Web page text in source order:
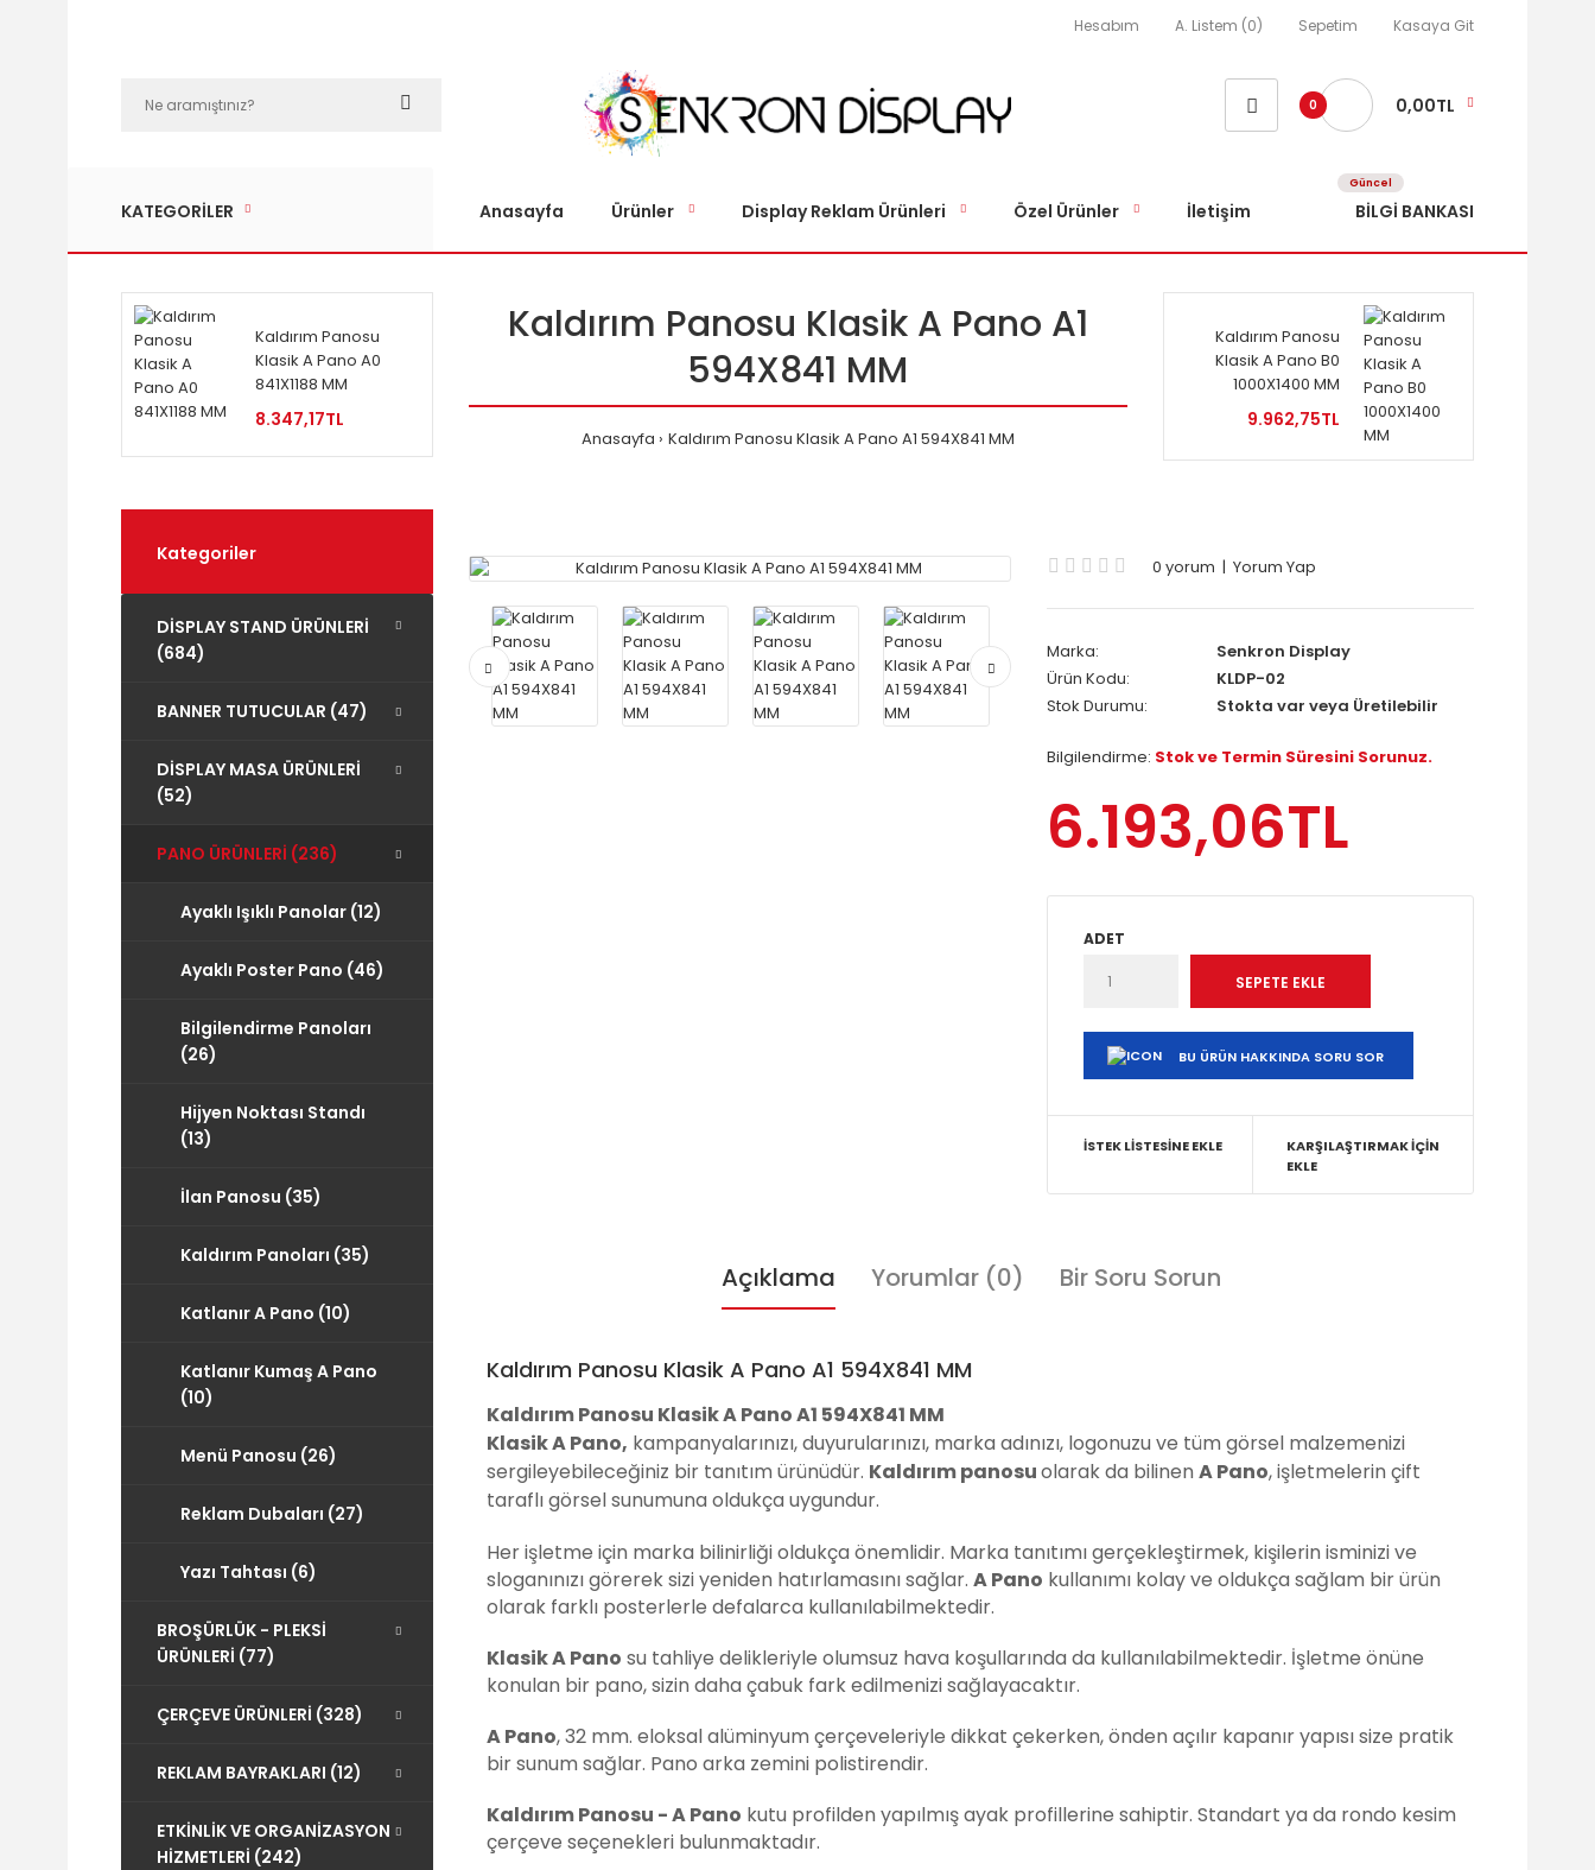
Hesabım A. Listem (0) Sepetim Kasaya Git
0 0,00TL
KATEGORİLER Anasayfa Ürünler Display Reklam Ürünleri Özel Ürünler İletişim BİLGİ BANKASI
Güncel
Kaldırım Panosu
Klasik A Pano A0
841X1188 MM
8.347,17TL
Kaldırım Panosu Klasik A Pano A1
594X841 MM
Anasayfa Kaldırım Panosu Klasik A Pano A1 594X841 MM
Kaldırım Panosu
Klasik A Pano B0
1000X1400 MM
9.962,75TL
Kategoriler
DİSPLAY STAND ÜRÜNLERİ
(684)
BANNER TUTUCULAR (47)
DİSPLAY MASA ÜRÜNLERİ
(52)
PANO ÜRÜNLERİ (236)
Ayaklı Işıklı Panolar (12)
Ayaklı Poster Pano (46)
Bilgilendirme Panoları
(26)
Hijyen Noktası Standı
(13)
İlan Panosu (35)
Kaldırım Panoları (35)
Katlanır A Pano (10)
Katlanır Kumaş A Pano
(10)
Menü Panosu (26)
Reklam Dubaları (27)
Yazı Tahtası (6)
BROŞÜRLÜK - PLEKSİ
ÜRÜNLERİ (77)
ÇERÇEVE ÜRÜNLERİ (328)
REKLAM BAYRAKLARI (12)
ETKİNLİK VE ORGANİZASYON
HİZMETLERİ (242)
0 yorum | Yorum Yap
Marka:
Senkron Display
Ürün Kodu:
KLDP-02
Stok Durumu:
Stokta var veya Üretilebilir
Bilgilendirme: Stok ve Termin Süresini Sorunuz.
6.193,06TL
ADET
BU ÜRÜN HAKKINDA SORU SOR
İSTEK LISTESINE EKLE
KARŞILAŞTIRMAK İÇIN
EKLE
Açıklama Yorumlar (0) Bir Soru Sorun
Kaldırım Panosu Klasik A Pano A1 594X841 MM
Kaldırım Panosu Klasik A Pano A1 594X841 MM
Klasik A Pano, kampanyalarınızı, duyurularınızı, marka adınızı, logonuzu ve tüm görsel malzemenizi
sergileyebileceğiniz bir tanıtım ürünüdür. Kaldırım panosuolarak da bilinen A Pano, işletmelerin çift
taraflı görsel sunumuna oldukça uygundur.
Her işletme için marka bilinirliği oldukça önemlidir. Marka tanıtımı gerçekleştirmek, kişilerin isminizi ve
sloganınızı görerek sizi yeniden hatırlamasını sağlar. A Pano kullanımı kolay ve oldukça sağlam bir ürün
olarak farklı posterlerle defalarca kullanılabilmektedir.
Klasik A Pano su tahliye delikleriyle olumsuz hava koşullarında da kullanılabilmektedir. İşletme önüne
konulan bir pano, sizin daha çabuk fark edilmenizi sağlayacaktır.
A Pano, 32 mm. eloksal alüminyum çerçeveleriyle dikkat çekerken, önden açılır kapanır yapısı size pratik
bir sunum sağlar. Pano arka zemini polistirendir.
Kaldırım Panosu -A Pano kutu profilden yapılmış ayak profillerine sahiptir. Standart ya da rondo kesim
çerçeve seçenekleri bulunmaktadır.